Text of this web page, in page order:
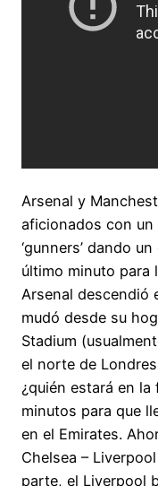
Arsenal y
aficionados con
‘gunners’ dando
último minuto para
Arsenal descendió
mudó desde su
Stadium
el norte de
¿quién estará en la
minutos para que
en el Emirates.
Chelsea –
parte, el Liverpool